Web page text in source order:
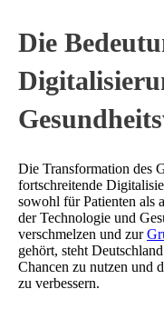
Die
Die Transformation des
fortschreitende
sowohl für Patienten als
der Technologie und
verschmelzen und zur
gehört, steht
Chancen zu nutzen und
zu verbessern.